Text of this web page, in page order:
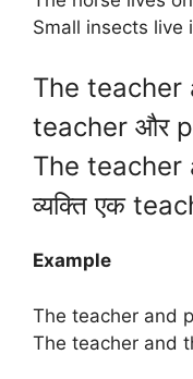
Small insects live
The teacher
teacher और
The teacher
व्यक्ति एक
Example
The teacher and
The teacher and